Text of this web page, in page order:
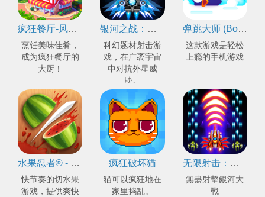
疯狂餐厅-风靡全球的大厨美食烹饪游戏
烹饪美味佳肴，
成为疯狂餐厅的
大厨！
银河之战：深空射手
科幻题材射击游
戏，在广袤宇宙
中对抗外星威
胁。
弹跳大师 (Bouncemasters)
这款游戏是轻松
上瘾的手机游戏
水果忍者® - 爽快切水果
快节奏的切水果
游戏，提供爽快
疯狂破坏猫
猫可以疯狂地在
家里捣乱。
无限射击：银河系战争
無盡射擊銀河大
戰